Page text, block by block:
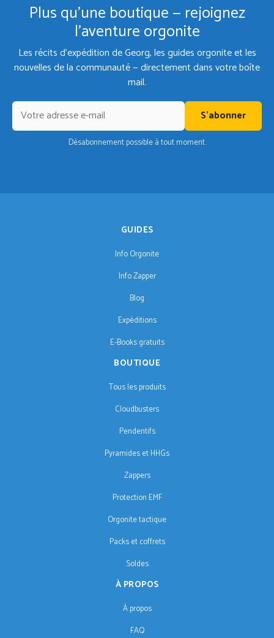
Plus qu'une boutique — rejoignez
l'aventure orgonite
Les récits d'expédition de Georg, les guides orgonite et les
nouvelles de la communauté — directement dans votre boîte
mail.
S'abonner
Désabonnement possible à tout moment.
GUIDES
Info Orgonite
Info Zapper
Blog
Expéditions
E-Books gratuits
BOUTIQUE
Tous les produits
Cloudbusters
Pendentifs
Pyramides et HHGs
Zappers
Protection EMF
Orgonite tactique
Packs et coffrets
Soldes
À PROPOS
À propos
FAQ